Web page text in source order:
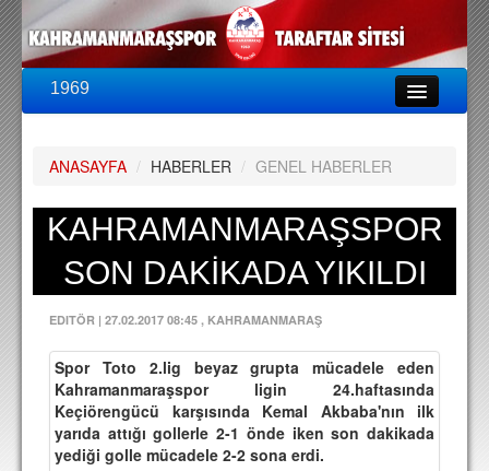
1969
PUAN DURUMU
FİKSTÜR
A TAKIM KADROSU
TEKNİK KADRO
TRANSFERLER
TARAFTAR
BİLETLER
ANASAYFA / HABERLER / GENEL HABERLER
KAHRAMANMARAŞSPOR
SON DAKİKADA YIKILDI
EDITÖR | 27.02.2017 08:45 , KAHRAMANMARAŞ
Spor Toto 2.lig beyaz grupta mücadele eden
Kahramanmaraşspor ligin 24.haftasında
Keçiörengücü karşısında Kemal Akbaba'nın ilk
yarıda attığı gollerle 2-1 önde iken son dakikada
yediği golle mücadele 2-2 sona erdi.